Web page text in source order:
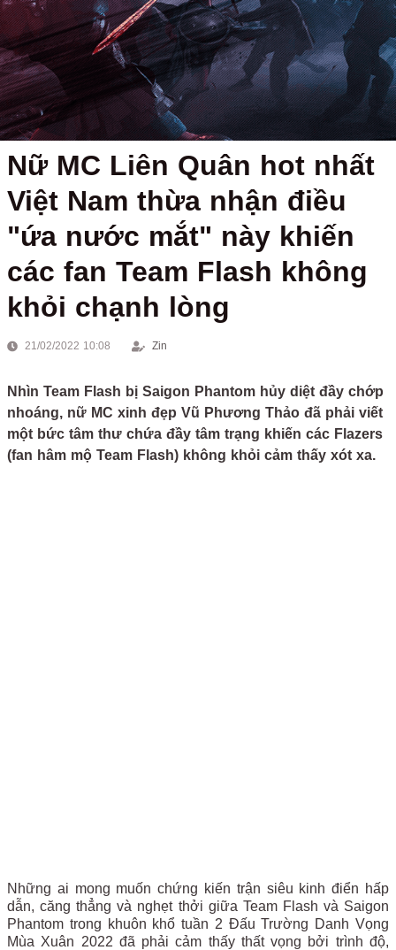
Nữ MC Liên Quân hot nhất
Việt Nam thừa nhận điều
"ứa nước mắt" này khiến
các fan Team Flash không
khỏi chạnh lòng
21/02/2022 10:08 Zin
Nhìn Team Flash bị Saigon Phantom hủy diệt đầy chớp
nhoáng, nữ MC xinh đẹp Vũ Phương Thảo đã phải viết
một bức tâm thư chứa đầy tâm trạng khiến các Flazers
(fan hâm mộ Team Flash) không khỏi cảm thấy xót xa.
Những ai mong muốn chứng kiến trận siêu kinh điển hấp
dẫn, căng thẳng và nghẹt thởi giữa Team Flash và Saigon
Phantom trong khuôn khổ tuần 2 Đấu Trường Danh Vọng
Mùa Xuân 2022 đã phải cảm thấy thất vọng bởi trình độ,